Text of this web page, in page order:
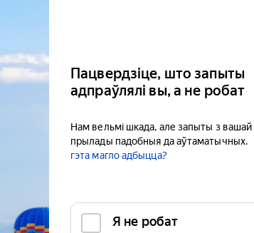
Пацвердзіце, што запыты
адпраўлялі вы, а не робат
Нам вельмі шкада, але запыты з вашай
прылады падобныя да аўтаматычных.
гэта магло адбыцца?
Я не робат